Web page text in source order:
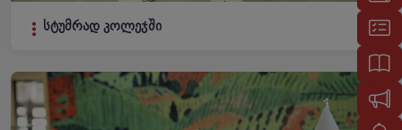
სტუმრად კოლეჯში